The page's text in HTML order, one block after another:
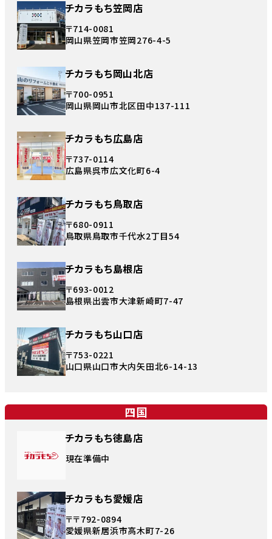
チカラもち笠岡店
〒714-0081
岡山県笠岡市笠岡276-4-5
チカラもち岡山北店
〒700-0951
岡山県岡山市北区田中137-111
チカラもち広島店
〒737-0114
広島県呉市広文化町6-4
チカラもち鳥取店
〒680-0911
鳥取県鳥取市千代水2丁目54
チカラもち島根店
〒693-0012
島根県出雲市大津新崎町7-47
チカラもち山口店
〒753-0221
山口県山口市大内矢田北6-14-13
四国
チカラもち徳島店
現在準備中
チカラもち愛媛店
〒〒792-0894
愛媛県新居浜市高木町7-26